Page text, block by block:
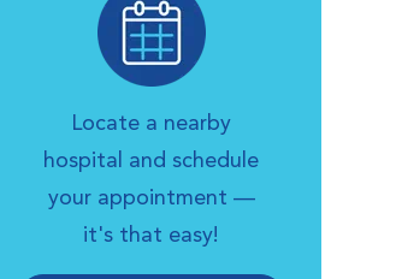
Locate a nearby
hospital and schedule
your appointment —
it's that easy!